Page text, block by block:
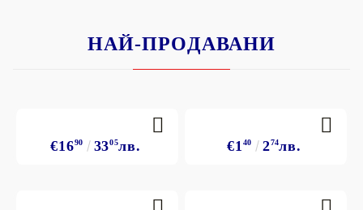
НАЙ-ПРОДАВАНИ
€1690 3305лв. €1 40 274лв.